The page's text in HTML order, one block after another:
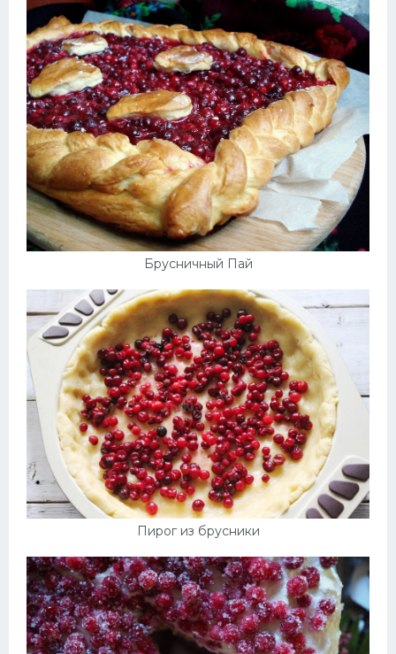
Брусничный Пай
Пирог из брусники